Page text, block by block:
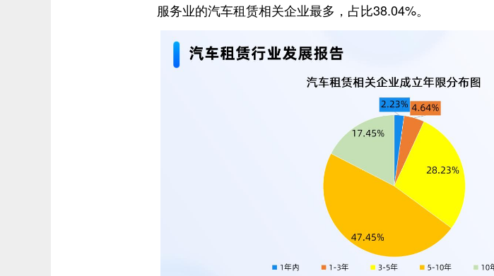
服务业的汽车租赁相关企业最多，占比38.04%。